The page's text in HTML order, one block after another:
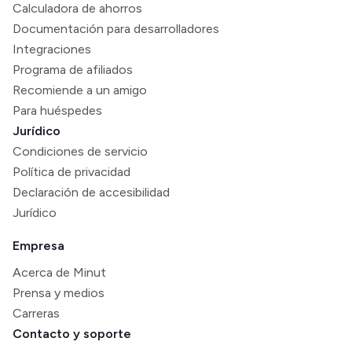
Calculadora de ahorros
Documentación para desarrolladores
Integraciones
Programa de afiliados
Recomiende a un amigo
Para huéspedes
Jurídico
Condiciones de servicio
Política de privacidad
Declaración de accesibilidad
Jurídico
Empresa
Acerca de Minut
Prensa y medios
Carreras
Contacto y soporte